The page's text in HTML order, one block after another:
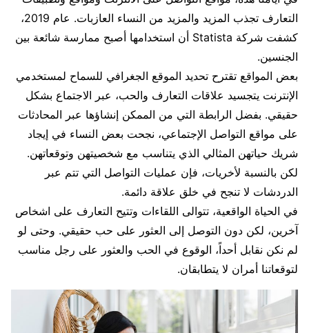
التعارف تجذب المزيد والمزيد من النساء العازبات. عام 2019،
كشفت شركة Statista أن استخدامها أصبح ممارسة شائعة بين
الجنسين.
بعض المواقع تقترح تحديد الموقع الجغرافي للسماح لمستخدمي
الإنترنت يتجسيد علاقات التعارف والحب، عبر الاجتماع بشكل
حقيقي. بفضل الرابطة التي من الممكن إنشاؤها عبر المحادثات
على مواقع التواصل الإجتماعي، نجحت بعض النساء في إيجاد
شريك حياتهن المثالي الذي يتناسب مع شخصيتهن وتوقعاتهن.
لكن بالنسبة لأخريات، فإن عمليات التواصل التي تتم عبر
الدردشات لا تنجح في خلق علاقة دائمة.
في الحياة الواقعية، تتوالى اللقاءات وتتيح التعارف على اشخاص
آخرين، لكن دون التوصل إلى العثور على حب حقيقي. وحتى لو
لم نكن نقابل أحداً، الوقوع في الحب والعثور على رجل مناسب
لتوقعاتنا أمران لا يتطابقان.